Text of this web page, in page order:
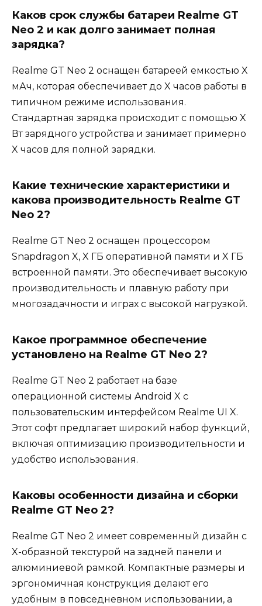
Каков срок службы батареи Realme GT
Neo 2 и как долго занимает полная
зарядка?
Realme GT Neo 2 оснащен батареей емкостью X
мАч, которая обеспечивает до X часов работы в
типичном режиме использования.
Стандартная зарядка происходит с помощью X
Вт зарядного устройства и занимает примерно
X часов для полной зарядки.
Какие технические характеристики и
какова производительность Realme GT
Neo 2?
Realme GT Neo 2 оснащен процессором
Snapdragon X, X ГБ оперативной памяти и X ГБ
встроенной памяти. Это обеспечивает высокую
производительность и плавную работу при
многозадачности и играх с высокой нагрузкой.
Какое программное обеспечение
установлено на Realme GT Neo 2?
Realme GT Neo 2 работает на базе
операционной системы Android X с
пользовательским интерфейсом Realme UI X.
Этот софт предлагает широкий набор функций,
включая оптимизацию производительности и
удобство использования.
Каковы особенности дизайна и сборки
Realme GT Neo 2?
Realme GT Neo 2 имеет современный дизайн с
X-образной текстурой на задней панели и
алюминиевой рамкой. Компактные размеры и
эргономичная конструкция делают его
удобным в повседневном использовании, а